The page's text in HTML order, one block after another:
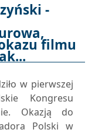
-
filmu
w pierwszej
Kongresu
Okazją do
Polski w